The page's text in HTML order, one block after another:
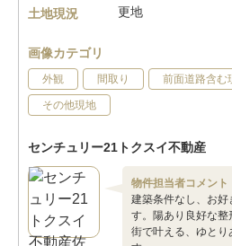
土地現況
更地
画像カテゴリ
外観 間取り 前面道路含む
その他現地
センチュリー21トクスイ不動産
物件担当者コメント
建築条件なし、お
す。陽あり良好な
街で叶える、ゆとり